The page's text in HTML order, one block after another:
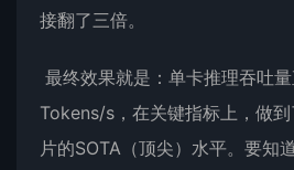
接翻了三倍。
最终效果就是：单卡推理吞吐
Tokens/s，在关键指标上，做
片的SOTA（顶尖）水平。要知